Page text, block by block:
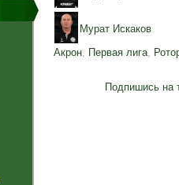
Мурат Искаков
Акрон, Первая лига,
Подпишись на